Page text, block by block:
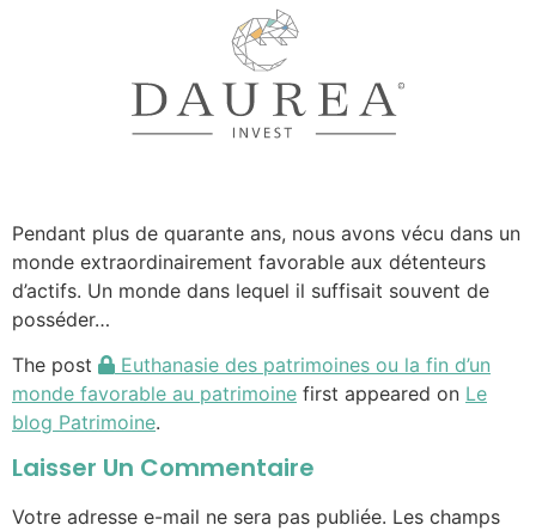
Pendant plus de quarante ans, nous avons vécu dans un
monde extraordinairement favorable aux détenteurs
d’actifs. Un monde dans lequel il suffisait souvent de
posséder…
The post
Euthanasie des patrimoines ou la fin d’un
monde favorable au patrimoine first appeared on Le
blog Patrimoine.
Laisser Un Commentaire
Votre adresse e-mail ne sera pas publiée. Les champs